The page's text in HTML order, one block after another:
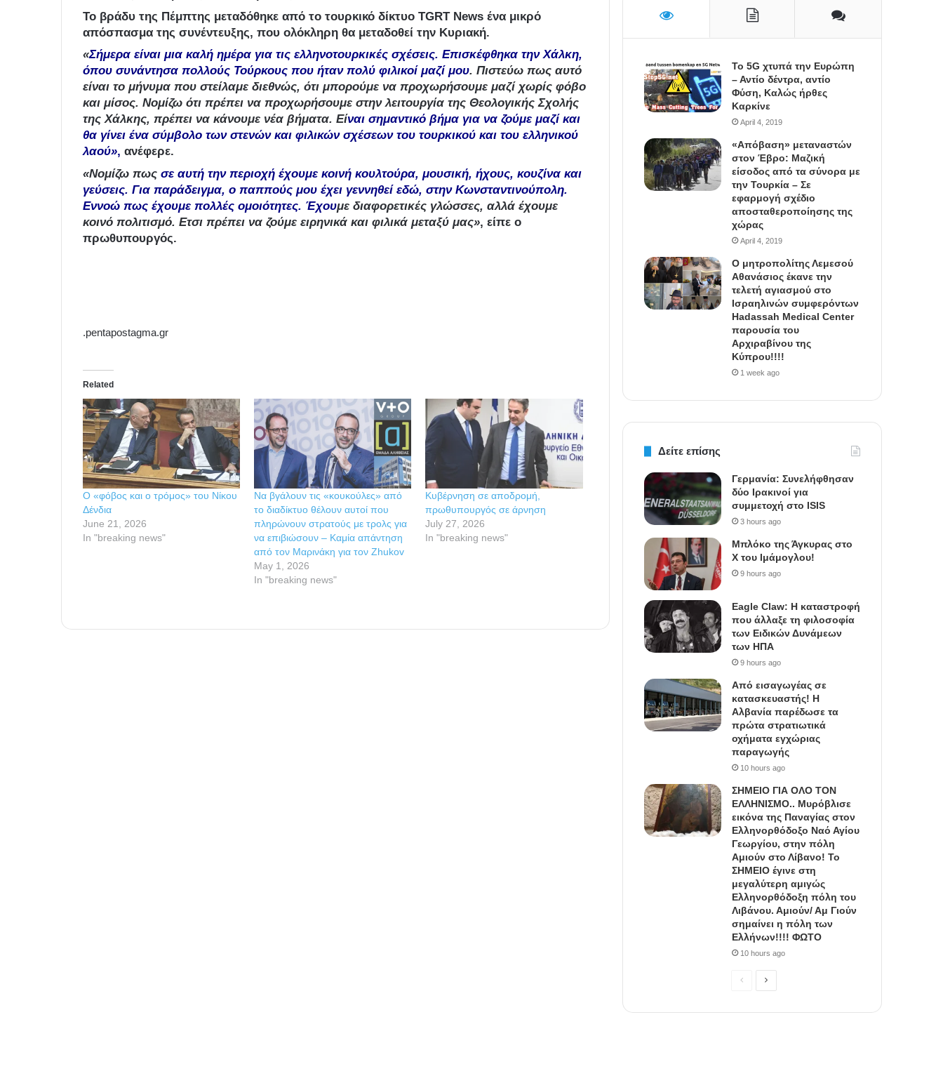
Το βράδυ της Πέμπτης μεταδόθηκε από το τουρκικό δίκτυο TGRT News ένα μικρό
απόσπασμα της συνέντευξης, που ολόκληρη θα μεταδοθεί την Κυριακή.
«Σήμερα είναι μια καλή ημέρα για τις ελληνοτουρκικές σχέσεις. Επισκέφθηκα την Χάλκη,
όπου συνάντησα πολλούς Τούρκους που ήταν πολύ φιλικοί μαζί μου. Πιστεύω πως αυτό
είναι το μήνυμα που στείλαμε διεθνώς, ότι μπορούμε να προχωρήσουμε μαζί χωρίς φόβο
και μίσος. Νομίζω ότι πρέπει να προχωρήσουμε στην λειτουργία της Θεολογικής Σχολής
της Χάλκης, πρέπει να κάνουμε νέα βήματα. Είναι σημαντικό βήμα για να ζούμε μαζί και
θα γίνει ένα σύμβολο των στενών και φιλικών σχέσεων του τουρκικού και του ελληνικού
λαού», ανέφερε.
«Νομίζω πως σε αυτή την περιοχή έχουμε κοινή κουλτούρα, μουσική, ήχους, κουζίνα και
γεύσεις. Για παράδειγμα, ο παππούς μου έχει γεννηθεί εδώ, στην Κωνσταντινούπολη.
Εννοώ πως έχουμε πολλές ομοιότητες. Έχουμε διαφορετικές γλώσσες, αλλά έχουμε
κοινό πολιτισμό. Ετσι πρέπει να ζούμε ειρηνικά και φιλικά μεταξύ μας», είπε ο
πρωθυπουργός.
.pentapostagma.gr
Related
Ο «φόβος και ο τρόμος» του Νίκου
Δένδια
June 21, 2026
In "breaking news"
Να βγάλουν τις «κουκούλες» από
το διαδίκτυο θέλουν αυτοί που
πληρώνουν στρατούς με τρολς για
να επιβιώσουν – Καμία απάντηση
από τον Μαρινάκη για τον Zhukov
May 1, 2026
In "breaking news"
Κυβέρνηση σε αποδρομή,
πρωθυπουργός σε άρνηση
July 27, 2026
In "breaking news"
To 5G χτυπά την Ευρώπη
– Αντίο δέντρα, αντίο
Φύση, Καλώς ήρθες
Καρκίνε
April 4, 2019
«Απόβαση» μεταναστών
στον Έβρο: Μαζική
είσοδος από τα σύνορα με
την Τουρκία – Σε
εφαρμογή σχέδιο
αποσταθεροποίησης της
χώρας
April 4, 2019
Ο μητροπολίτης Λεμεσού
Αθανάσιος έκανε την
τελετή αγιασμού στο
Ισραηλινών συμφερόντων
Hadassah Medical Center
παρουσία του
Αρχιραβίνου της
Κύπρου!!!!
1 week ago
Δείτε επίσης
Γερμανία: Συνελήφθησαν
δύο Ιρακινοί για
συμμετοχή στο ISIS
3 hours ago
Μπλόκο της Άγκυρας στο
X του Ιμάμογλου!
9 hours ago
Eagle Claw: Η καταστροφή
που άλλαξε τη φιλοσοφία
των Ειδικών Δυνάμεων
των ΗΠΑ
9 hours ago
Από εισαγωγέας σε
κατασκευαστής! Η
Αλβανία παρέδωσε τα
πρώτα στρατιωτικά
οχήματα εγχώριας
παραγωγής
10 hours ago
ΣΗΜΕΙΟ ΓΙΑ ΟΛΟ ΤΟΝ
ΕΛΛΗΝΙΣΜΟ.. Μυρόβλισε
εικόνα της Παναγίας στον
Ελληνορθόδοξο Ναό Αγίου
Γεωργίου, στην πόλη
Αμιούν στο Λίβανο! Το
ΣΗΜΕΙΟ έγινε στη
μεγαλύτερη αμιγώς
Ελληνορθόδοξη πόλη του
Λιβάνου. Αμιούν/ Αμ Γιούν
σημαίνει η πόλη των
Ελλήνων!!!! ΦΩΤΟ
10 hours ago